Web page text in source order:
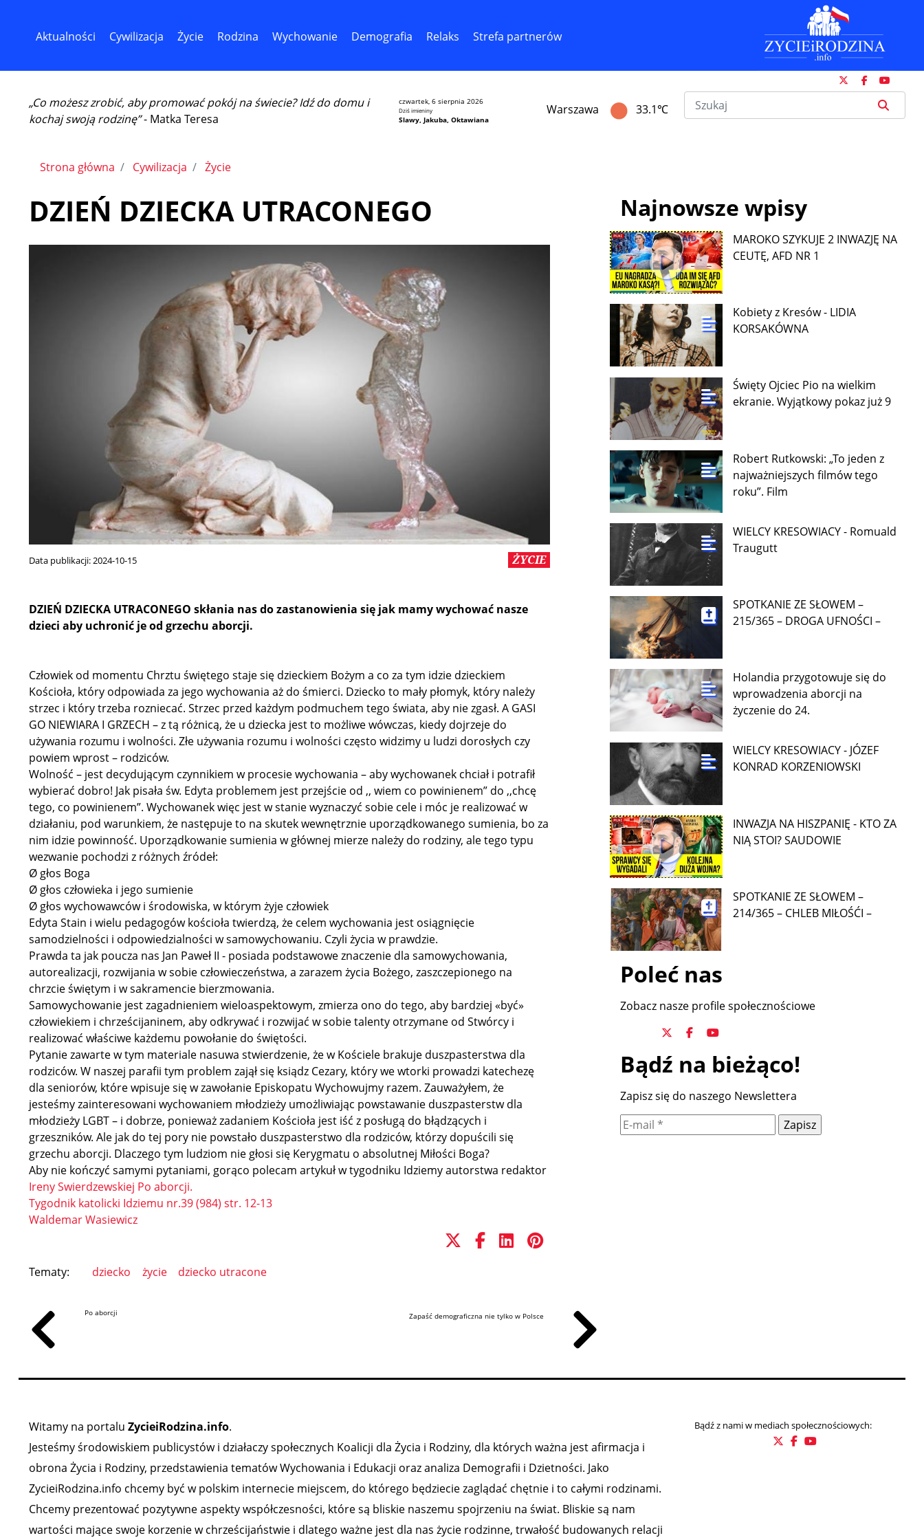
Aktualności Cywilizacja Życie Rodzina Wychowanie Demografia Relaks Strefa partnerów
„Co możesz zrobić, aby promować pokój na świecie? Idź do domu i
kochaj swoją rodzinę”- Matka Teresa
czwartek, 6 sierpnia 2026
Dziś imieniny
Slawy, Jakuba, Oktawiana
Warszawa 33.1℃
Strona główna Cywilizacja Życie
DZIEŃ DZIECKA UTRACONEGO
Data publikacji:2024-10-15 ŻYCIE
DZIEŃ DZIECKA UTRACONEGO skłania nas do zastanowienia się jak mamy wychować nasze
dzieci aby uchronić je od grzechu aborcji.
Człowiek od momentu Chrztu świętego staje się dzieckiem Bożym a co za tym idzie dzieckiem
Kościoła, który odpowiada za jego wychowania aż do śmierci. Dziecko to mały płomyk, który należy
strzec i który trzeba rozniecać. Strzec przed każdym podmuchem tego świata, aby nie zgasł. A GASI
GO NIEWIARA I GRZECH – z tą różnicą, że u dziecka jest to możliwewówczas, kiedy dojrzeje do
używania rozumu i wolności. Złe używania rozumu i wolności często widzimy u ludzi dorosłych czy
powiem wprost – rodziców.
Wolność – jest decydującym czynnikiem w procesie wychowania – aby wychowanek chciał i potrafił
wybierać dobro! Jak pisała św. Edyta problemem jest przejście od ,, wiem co powinienem” do ,,chcę
tego, co powinienem”. Wychowanek więc jest w stanie wyznaczyć sobie cele i móc je realizować w
działaniu, pod warunkiem, że następuje to na skutek wewnętrznie uporządkowanego sumienia, bo za
nim idzie powinność. Uporządkowanie sumienia w głównej mierze należy do rodziny, ale tego typu
wezwanie pochodzi z różnych źródeł:
Ø głos Boga
Ø głos człowieka i jego sumienie
Ø głos wychowawców i środowiska, w którym żyje człowiek
Edyta Stain i wielu pedagogów kościoła twierdzą, że celem wychowania jest osiągnięcie
samodzielności i odpowiedzialności w samowychowaniu. Czyli życia w prawdzie.
Prawda ta jak poucza nas Jan Paweł II - posiada podstawowe znaczenie dla samowychowania,
autorealizacji, rozwijania w sobie człowieczeństwa, a zarazem życia Bożego, zaszczepionego na
chrzcie świętym i w sakramencie bierzmowania.
Samowychowanie jest zagadnieniem wieloaspektowym, zmierza ono do tego, aby bardziej «być»
człowiekiem i chrześcijaninem, aby odkrywać i rozwijać w sobie talenty otrzymane od Stwórcy i
realizować właściwe każdemu powołanie do świętości.
Pytanie zawarte w tym materiale nasuwa stwierdzenie, że w Kościele brakuje duszpasterstwa dla
rodziców. W naszej parafii tym problem zajął się ksiądz Cezary, który we wtorki prowadzi katechezę
dla seniorów, które wpisuje się w zawołanie Episkopatu Wychowujmy razem. Zauważyłem, że
jesteśmy zainteresowani wychowaniem młodzieży umożliwiając powstawanie duszpasterstw dla
młodzieży LGBT – i dobrze, ponieważ zadaniem Kościoła jest iść z posługą do błądzących i
grzeszników. Ale jak do tej pory nie powstało duszpasterstwo dla rodziców, którzy dopuścili się
grzechu aborcji. Dlaczego tym ludziom nie głosi się Kerygmatu o absolutnej Miłości Boga?
Aby nie kończyć samymi pytaniami, gorąco polecam artykuł w tygodniku Idziemy autorstwa redaktor
Ireny Swierdzewskiej Po aborcji.
Tygodnik katolicki Idziemu nr.39 (984) str. 12-13
Waldemar Wasiewicz
Tematy: dziecko życie dziecko utracone
Po aborcji Zapaść demograficzna nie tylko w Polsce
Najnowsze wpisy
MAROKO SZYKUJE 2 INWAZJĘ NA
CEUTĘ, AFD NR 1
Kobiety z Kresów - LIDIA
KORSAKÓWNA
Święty Ojciec Pio na wielkim
ekranie. Wyjątkowy pokaz już 9
Robert Rutkowski: „To jeden z
najważniejszych filmów tego
roku”. Film
WIELCY KRESOWIACY - Romuald
Traugutt
SPOTKANIE ZE SŁOWEM –
215/365 – DROGA UFNOŚCI –
Holandia przygotowuje się do
wprowadzenia aborcji na
życzenie do 24.
WIELCY KRESOWIACY - JÓZEF
KONRAD KORZENIOWSKI
INWAZJA NA HISZPANIĘ - KTO ZA
NIĄ STOI? SAUDOWIE
SPOTKANIE ZE SŁOWEM –
214/365 – CHLEB MIŁOŚĆI –
Poleć nas
Zobacz nasze profile społecznościowe
Bądź na bieżąco!
Zapisz się do naszego Newslettera
Witamy na portalu ZycieiRodzina.info.
Jesteśmy środowiskiem publicystów i działaczy społecznych Koalicji dla Życia i Rodziny, dla których ważna jest afirmacja i
obrona Życia i Rodziny, przedstawienia tematów Wychowania i Edukacji oraz analiza Demografii i Dzietności. Jako
ZycieiRodzina.info chcemy być w polskim internecie miejscem, do którego będziecie zaglądać chętnie i to całymi rodzinami.
Chcemy prezentować pozytywne aspekty współczesności, które są bliskie naszemu spojrzeniu na świat. Bliskie są nam
wartości mające swoje korzenie w chrześcijaństwie i dlatego ważne jest dla nas życie rodzinne, trwałość budowanych relacji
Bądź z nami w mediach społecznościowych: